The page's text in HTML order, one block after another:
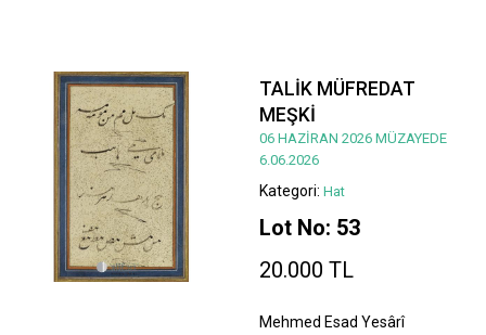
TALİK MÜFREDAT
MEŞKİ
06 HAZİRAN 2026 MÜZAYEDE
6.06.2026
Kategori: Hat
Lot No: 53
20.000 TL
Mehmed Esad Yesârî